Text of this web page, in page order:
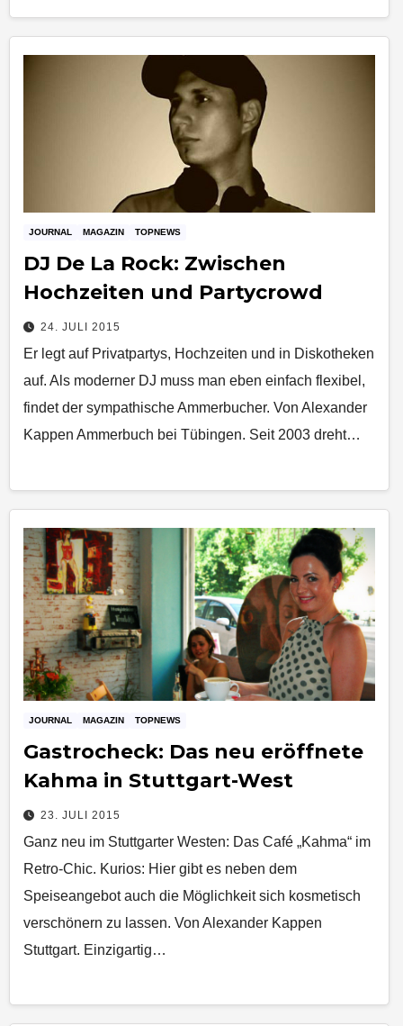
JOURNAL MAGAZIN TOPNEWS
DJ De La Rock: Zwischen
Hochzeiten und Partycrowd
24. JULI 2015
Er legt auf Privatpartys, Hochzeiten und in Diskotheken
auf. Als moderner DJ muss man eben einfach flexibel,
findet der sympathische Ammerbucher. Von Alexander
Kappen Ammerbuch bei Tübingen. Seit 2003 dreht…
JOURNAL MAGAZIN TOPNEWS
Gastrocheck: Das neu eröffnete
Kahma in Stuttgart-West
23. JULI 2015
Ganz neu im Stuttgarter Westen: Das Café „Kahma“ im
Retro-Chic. Kurios: Hier gibt es neben dem
Speiseangebot auch die Möglichkeit sich kosmetisch
verschönern zu lassen. Von Alexander Kappen
Stuttgart. Einzigartig…